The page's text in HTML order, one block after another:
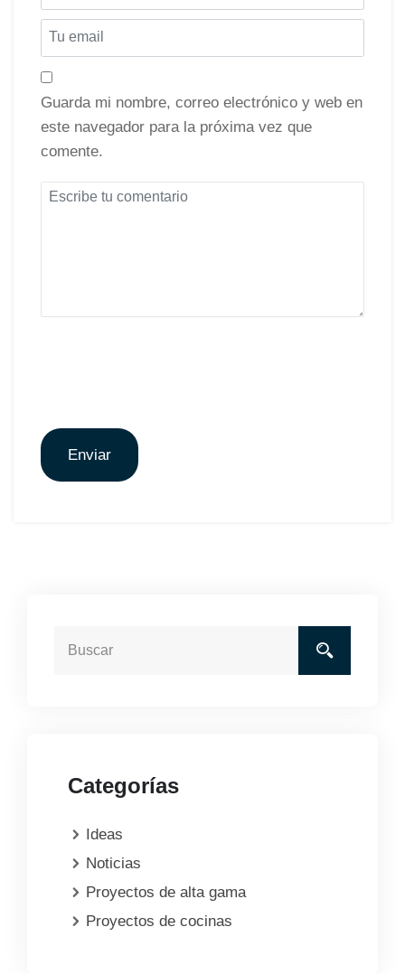
Guarda mi nombre, correo electrónico y web en
este navegador para la próxima vez que
comente.
Enviar
Categorías
Ideas
Noticias
Proyectos de alta gama
Proyectos de cocinas